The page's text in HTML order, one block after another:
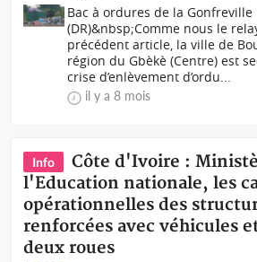
Bac à ordures de la Gonfreville
(DR)&nbsp;Comme nous le
précédent article, la ville de
région du Gbèkè (Centre) est
crise d’enlèvement d’ordu...
il y a 8 mois
Info
Côte d'Ivoire :
l'Education nationale, les
opérationnelles des
renforcées avec véhicules
deux roues